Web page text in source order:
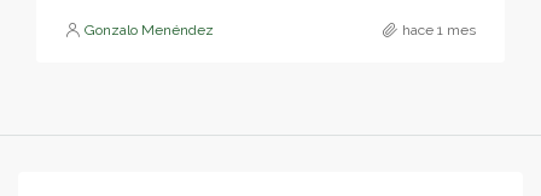
Gonzalo Menéndez hace 1 mes